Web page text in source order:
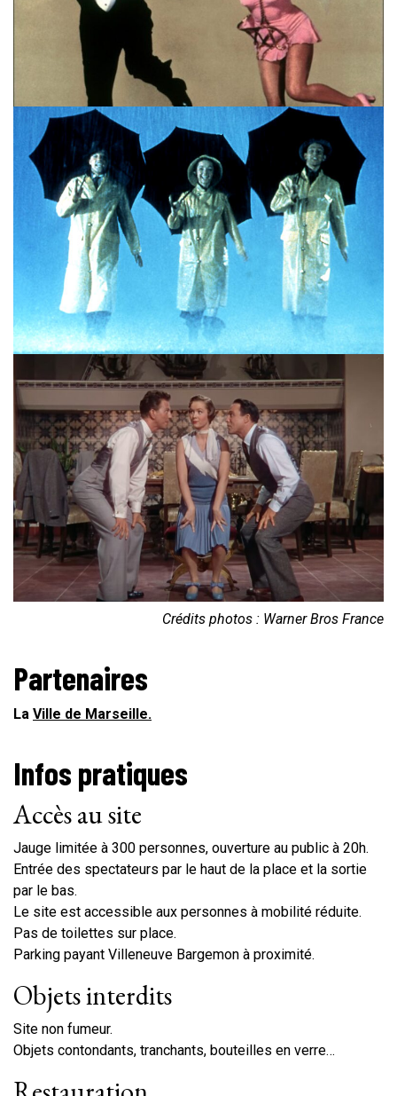
Crédits photos : Warner Bros France
Partenaires
La Ville de Marseille.
Infos pratiques
Accès au site
Jauge limitée à 300 personnes, ouverture au public à 20h.
Entrée des spectateurs par le haut de la place et la sortie
par le bas.
Le site est accessible aux personnes à mobilité réduite.
Pas de toilettes sur place.
Parking payant Villeneuve Bargemon à proximité.
Objets interdits
Site non fumeur.
Objets contondants, tranchants, bouteilles en verre…